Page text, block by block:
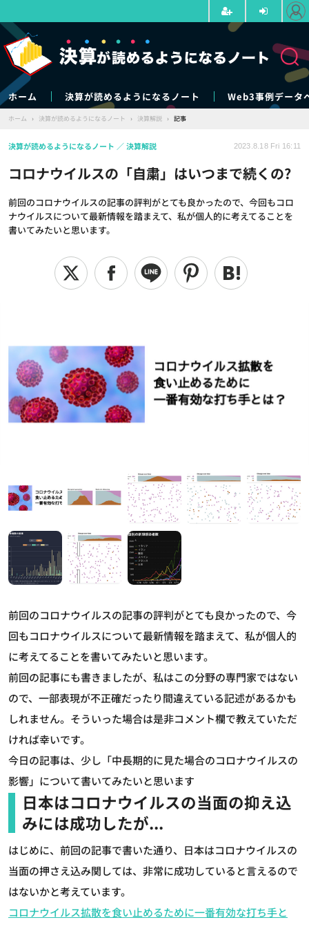
ホーム 決算が読めるようになるノート Web3事例データ
ホーム › 決算が読めるようになるノート › 決算解説 › 記事
コロナウイルスの「自粛」はいつまで続くの?
前回のコロナウイルスの記事の評判がとても良かったので、今回もコロ
ナウイルスについて最新情報を踏まえて、私が個人的に考えてることを
書いてみたいと思います。
決算が読めるようになるノート 決算解説 2023.8.18 Fri 16:11
前回のコロナウイルスの記事の評判がとても良かったので、今
回もコロナウイルスについて最新情報を踏まえて、私が個人的
に考えてることを書いてみたいと思います。
前回の記事にも書きましたが、私はこの分野の専門家ではない
ので、一部表現が不正確だったり間違えている記述があるかも
しれません。そういった場合は是非コメント欄で教えていただ
ければ幸いです。
今日の記事は、少し「中長期的に見た場合のコロナウイルスの
影響」について書いてみたいと思います
日本はコロナウイルスの当面の抑え込
みには成功したが...
はじめに、前回の記事で書いた通り、日本はコロナウイルスの
当面の押さえ込み関しては、非常に成功していると言えるので
はないかと考えています。
コロナウイルス拡散を食い止めるために一番有効な打ち手と